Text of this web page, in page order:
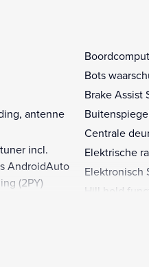
antenne
incl.
AndroidAuto
(2PY)
en
Bots
Brake Assist
Centrale
Elektrische
Elektronisch
Hill hold